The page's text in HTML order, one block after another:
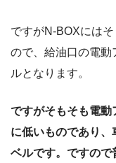
ですがN-BOXには
ので、給油口の電動
ルとなります。
ですがそもそも電動
に低いものであり
ベルです。ですので